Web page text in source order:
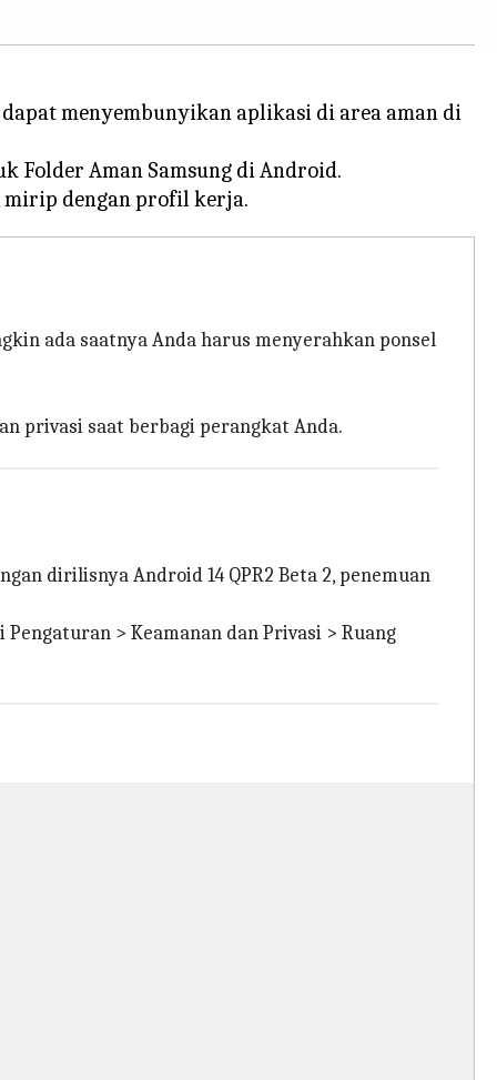
menyembunyikan aplikasi di area aman di
Folder Aman Samsung di Android.
ada saatnya Anda harus menyerahkan ponsel
privasi saat berbagi perangkat Anda.
dirilisnya Android 14 QPR2 Beta 2, penemuan
> Keamanan dan Privasi > Ruang